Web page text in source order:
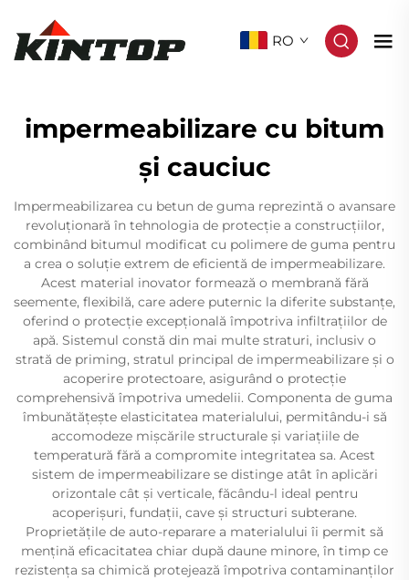
RO
impermeabilizare cu bitum
și cauciuc
Impermeabilizarea cu betun de guma reprezintă o avansare
revoluționară în tehnologia de protecție a construcțiilor,
combinând bitumul modificat cu polimere de guma pentru
a crea o soluție extrem de eficientă de impermeabilizare.
Acest material inovator formează o membrană fără
seemente, flexibilă, care adere puternic la diferite substanțe,
oferind o protecție excepțională împotriva infiltrațiilor de
apă. Sistemul constă din mai multe straturi, inclusiv o
strată de priming, stratul principal de impermeabilizare și o
acoperire protectoare, asigurând o protecție
comprehensivă împotriva umedelii. Componenta de guma
îmbunătățește elasticitatea materialului, permitându-i să
accomodeze mișcările structurale și variațiile de
temperatură fără a compromite integritatea sa. Acest
sistem de impermeabilizare se distinge atât în aplicări
orizontale cât și verticale, făcându-l ideal pentru
acoperișuri, fundații, cave și structuri subterane.
Proprietățile de auto-reparare a materialului îi permit să
mențină eficacitatea chiar după daune minore, în timp ce
rezistența sa chimică protejează împotriva contaminanților